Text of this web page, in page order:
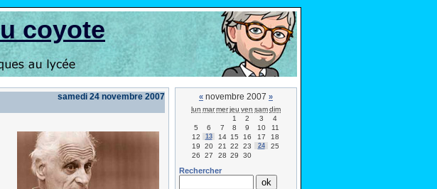
coyote
samedi 24 novembre 2007 « novembre 2007 »
lun marmerjeu ven samdim
1
2 3
4
5
6 7 8 9 10
11
12
13 14 15 16 17
18
19
20 21 22 23 24
25
26
27 28 29 30
Rechercher